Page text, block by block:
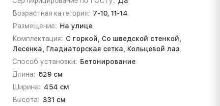
Возрастная категория: 7-10, 11-14
Размещение: На улице
Комплектация: С горкой, Со шведской стенкой,
Лесенка, Гладиаторская сетка, Кольцевой лаз
Способ установки: Бетонирование
Длина: 629 см
Ширина: 454 см
Высота: 331 см